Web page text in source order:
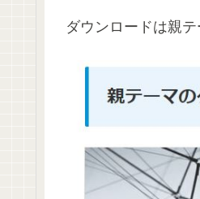
ダウンロードは親